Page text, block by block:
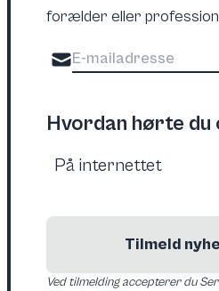
forælder eller
Hvordan hørte du
Tilmeld
Ved tilmelding accepterer du